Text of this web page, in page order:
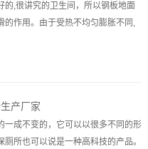
的,很讲究的卫生间，所以钢板地面
的作用。由于受热不均匀膨胀不同,
产厂家
一成不变的，它可以以很多不同的形
所也可以说是一种高科技的产品。